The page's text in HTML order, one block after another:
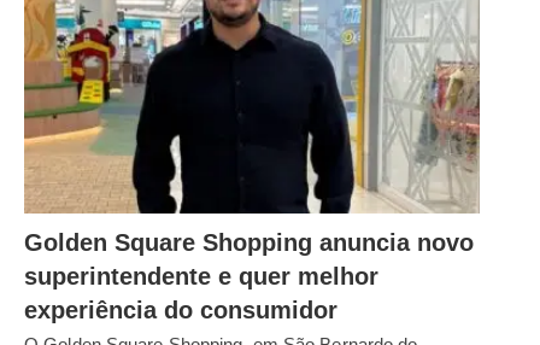
Golden Square Shopping anuncia novo
superintendente e quer melhor
experiência do consumidor